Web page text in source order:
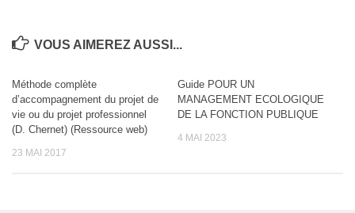
VOUS AIMEREZ AUSSI...
Méthode complète
d’accompagnement du projet de
vie ou du projet professionnel
(D. Chernet) (Ressource web)
23 MAI 2017
Guide POUR UN
MANAGEMENT ECOLOGIQUE
DE LA FONCTION PUBLIQUE
4 MAI 2023